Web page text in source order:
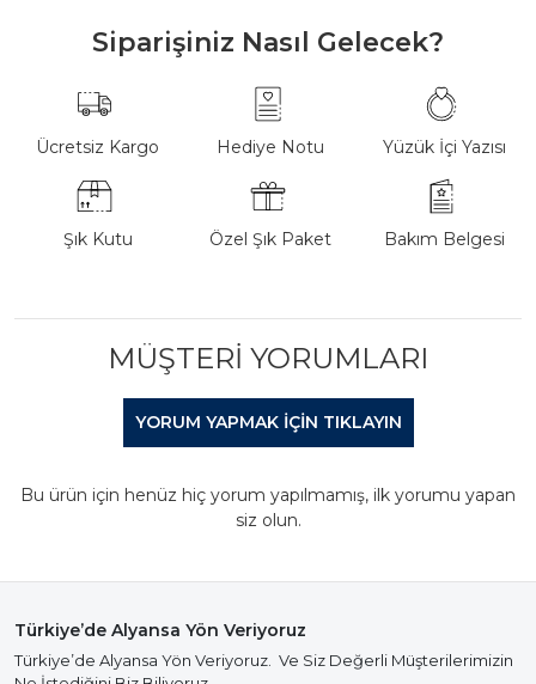
Siparişiniz Nasıl Gelecek?
Ücretsiz Kargo Hediye Notu Yüzük İçi Yazısı
Şık Kutu Özel Şık Paket Bakım Belgesi
MÜŞTERI YORUMLARI
YORUM YAPMAK IÇIN TIKLAYIN
Bu ürün için henüz hiç yorum yapılmamış, ilk yorumu yapan
siz olun.
Türkiye’de Alyansa Yön Veriyoruz
Türkiye’de Alyansa Yön Veriyoruz. Ve Siz Değerli Müşterilerimizin